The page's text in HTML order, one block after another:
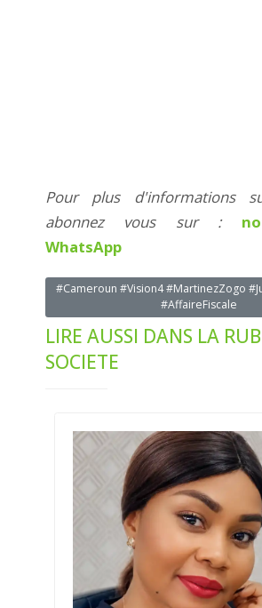
Pour plus d'informations
abonnez vous sur :
WhatsApp
#Cameroun #Vision4 #MartinezZogo
#AffaireFiscale
LIRE AUSSI DANS LA
SOCIETE